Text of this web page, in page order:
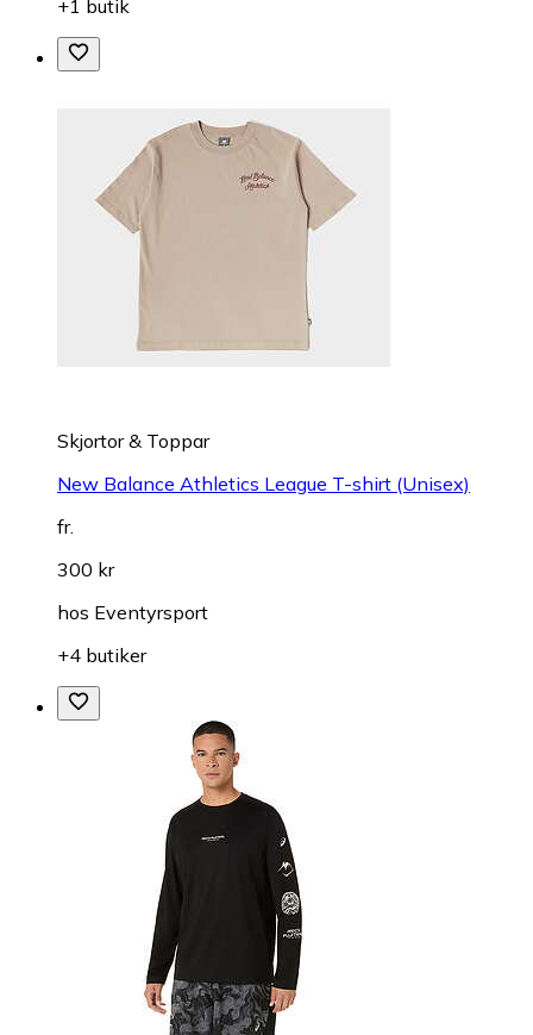
+1 butik
Skjortor & Toppar
New Balance Athletics League T-shirt (Unisex)
fr.
300 kr
hos Eventyrsport
+4 butiker